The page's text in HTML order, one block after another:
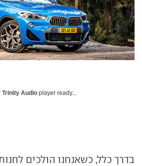
Trinity Audio player ready...
בדרך כלל, כשאנחנו הולכים